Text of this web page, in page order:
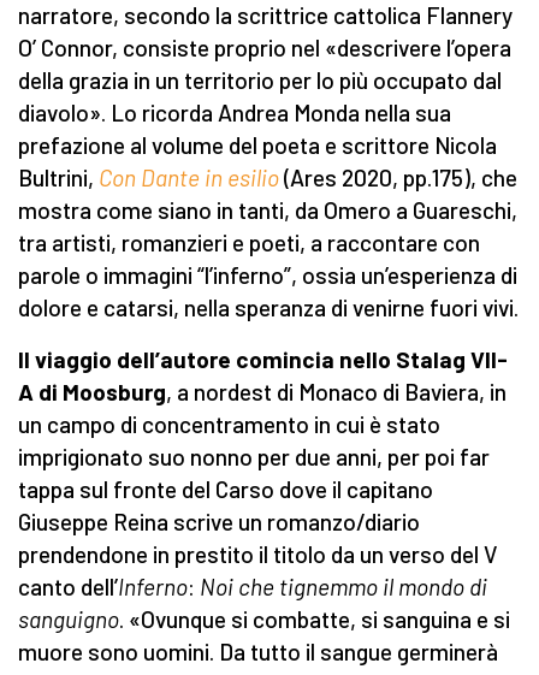
narratore, secondo la scrittrice cattolica Flannery
O’ Connor, consiste proprio nel «descrivere l’opera
della grazia in un territorio per lo più occupato dal
diavolo». Lo ricorda Andrea Monda nella sua
prefazione al volume del poeta e scrittore Nicola
Bultrini, Con Dante in esilio(Ares 2020, pp.175), che
mostra come siano in tanti, da Omero a Guareschi,
tra artisti, romanzieri e poeti, a raccontare con
parole o immagini “l’inferno”, ossia un’esperienza di
dolore e catarsi, nella speranza di venirne fuori vivi.
Il viaggio dell’autore comincia nello Stalag VII-
A di Moosburg, a nordest di Monaco di Baviera, in
un campo di concentramento in cui è stato
imprigionato suo nonno per due anni, per poi far
tappa sul fronte del Carso dove il capitano
Giuseppe Reina scrive un romanzo/diario
prendendone in prestito il titolo da un verso del V
canto dell’Inferno: Noi che tignemmo il mondo di
sanguigno. «Ovunque si combatte, si sanguina e si
muore sono uomini. Da tutto il sangue germinerà